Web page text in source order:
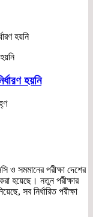
হয়নি
হয়নি
ও সমমানের পরীক্ষা দেশের
হয়েছে। নতুন পরীক্ষার
সব নির্ধারিত পরীক্ষা